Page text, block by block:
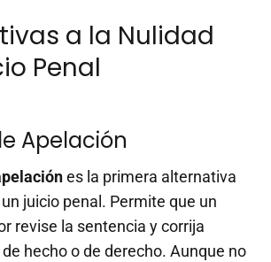
a la Nulidad
Penal
Apelación
es la primera alternativa
juicio penal. Permite que un
revise la sentencia y corrija
hecho o de derecho. Aunque no